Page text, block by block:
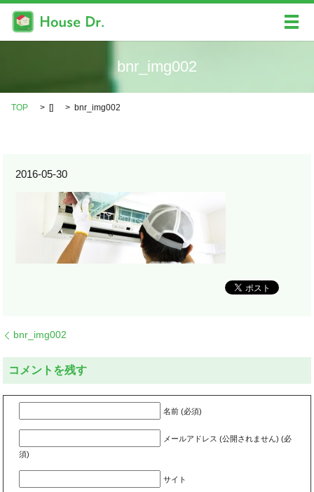
メ
bnr_img002
TOP [] bnr_img002
2016-05-30
bnr_img002
コメントを残す
名前 (必須)
メールアドレス (公開されません) (必
須)
サイト